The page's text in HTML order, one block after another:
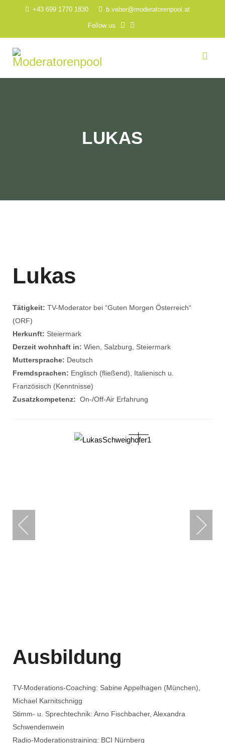
+43 699 1770 1830 b.veber@moderatorenpool.at
Follow us
LUKAS
Lukas
Tätigkeit: TV-Moderator bei “Guten Morgen Österreich“
(ORF)
Herkunft: Steiermark
Derzeit wohnhaft in: Wien, Salzburg, Steiermark
Muttersprache: Deutsch
Fremdsprachen: Englisch (fließend), Italienisch u.
Französisch (Kenntnisse)
Zusatzkompetenz: On-/Off-Air Erfahrung
Ausbildung
TV-Moderations-Coaching: Sabine Appelhagen (München),
Michael Karnitschnigg
Stimm- u. Sprechtechnik: Arno Fischbacher, Alexandra
Schwendenwein
Radio-Moderationstraining: BCI Nürnberg